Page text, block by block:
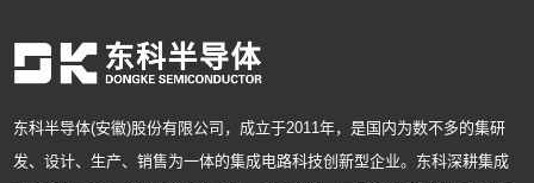
东科半导体(安徽)股份有限公司，成立于2011年，是国内为数不多的集研
发、设计、生产、销售为一体的集成电路科技创新型企业。东科深耕集成